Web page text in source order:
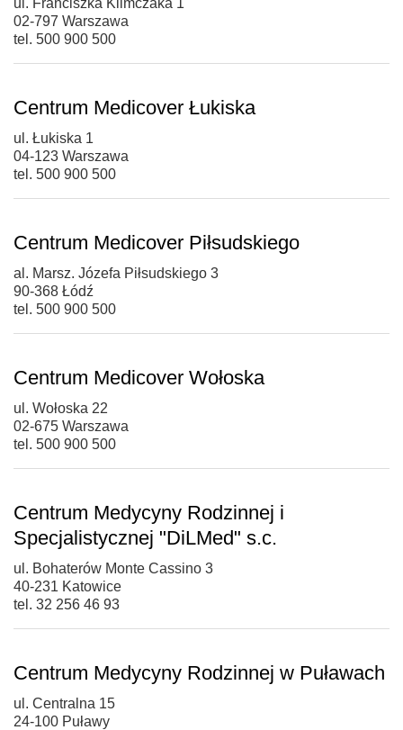
02-797 Warszawa
tel. 500 900 500
Centrum Medicover Łukiska
ul. Łukiska 1
04-123 Warszawa
tel. 500 900 500
Centrum Medicover Piłsudskiego
al. Marsz. Józefa Piłsudskiego 3
90-368 Łódź
tel. 500 900 500
Centrum Medicover Wołoska
ul. Wołoska 22
02-675 Warszawa
tel. 500 900 500
Centrum Medycyny Rodzinnej i
Specjalistycznej "DiLMed" s.c.
ul. Bohaterów Monte Cassino 3
40-231 Katowice
tel. 32 256 46 93
Centrum Medycyny Rodzinnej w Puławach
ul. Centralna 15
24-100 Puławy